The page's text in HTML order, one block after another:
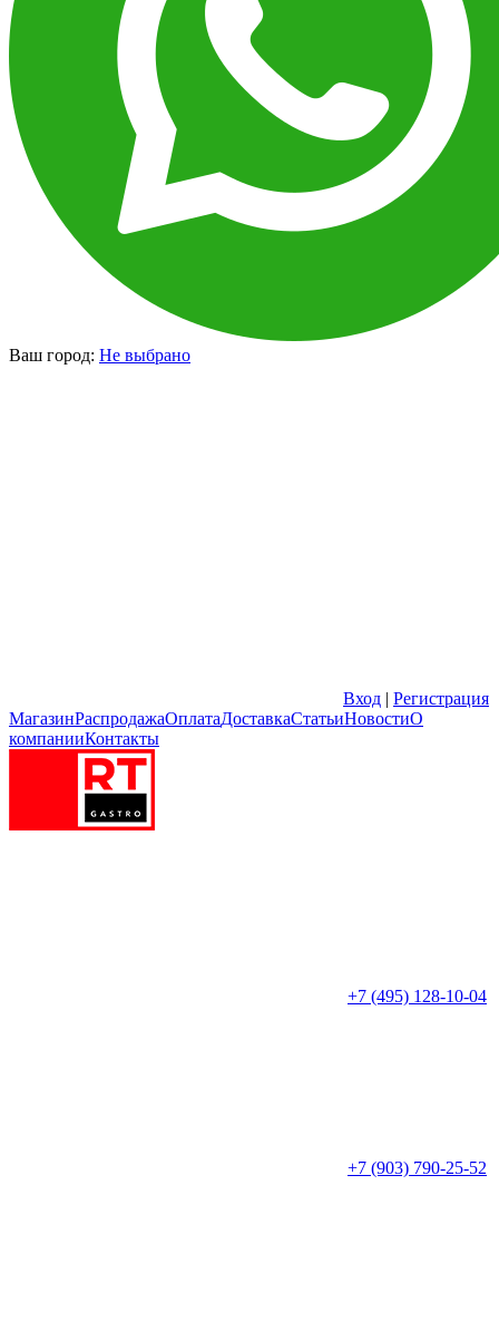
Ваш город: Не выбрано
Вход | Регистрация
МагазинРаспродажаОплатаДоставкаСтатьиНовостиО
компанииКонтакты
+7 (495) 128-10-04
+7 (903) 790-25-52